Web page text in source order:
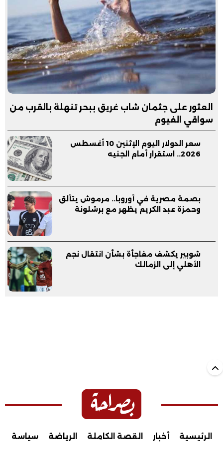
العثور على جثمان شاب غريق ببحر تنهلة بالقرب من
سواقي الفيوم
سعر الدولار اليوم الإثنين 10 أغسطس
2026.. استقرار أمام الجنيه
بصمة مصرية في أوروبا.. مرموش يتألق
وحمزة عبد الكريم يظهر مع برشلونة
شوبير يكشف مفاجأة بشأن انتقال نجم
الأهلي إلى الزمالك
الرئيسية أخبار القصة الكاملة الرياضة سياسة